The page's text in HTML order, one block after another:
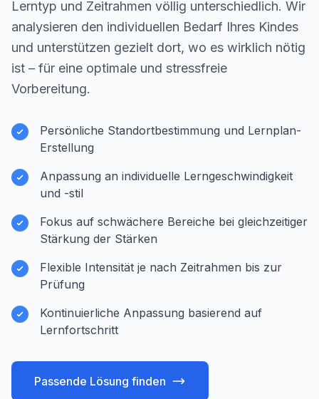
Lerntyp und Zeitrahmen völlig unterschiedlich. Wir
analysieren den individuellen Bedarf Ihres Kindes
und unterstützen gezielt dort, wo es wirklich nötig
ist – für eine optimale und stressfreie
Vorbereitung.
Persönliche Standortbestimmung und Lernplan-
Erstellung
Anpassung an individuelle Lerngeschwindigkeit
und -stil
Fokus auf schwächere Bereiche bei gleichzeitiger
Stärkung der Stärken
Flexible Intensität je nach Zeitrahmen bis zur
Prüfung
Kontinuierliche Anpassung basierend auf
Lernfortschritt
Passende Lösung finden